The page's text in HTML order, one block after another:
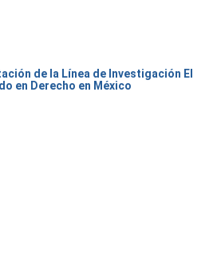
de la Línea de Investigación El
en Derecho en México